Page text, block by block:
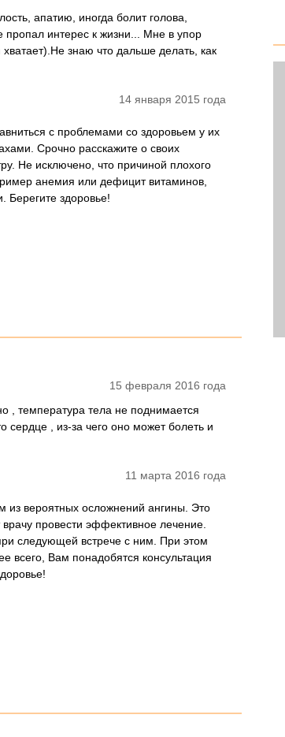
апатию, иногда болит голова,
пропал интерес к жизни... Мне в упор
знаю что дальше делать, как
14 января 2015 года
с проблемами со здоровьем у их
Срочно расскажите о своих
Не исключено, что причиной плохого
анемия или дефицит витаминов,
Берегите здоровье!
15 февраля 2016 года
, температура тела не поднимается
сердце , из-за чего оно может болеть и
11 марта 2016 года
из вероятных осложнений ангины. Это
провести эффективное лечение.
следующей встрече с ним. При этом
всего, Вам понадобятся консультация